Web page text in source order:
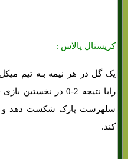
کریستال پالاس :
یک گل در هر نیمه بـه تیم
رابا نتیجه 2-0 در
سلهرست پارک شکست دهد و
کند.